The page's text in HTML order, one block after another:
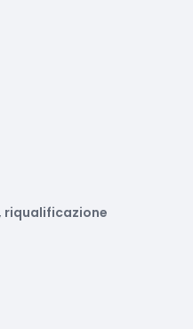
riqualificazione